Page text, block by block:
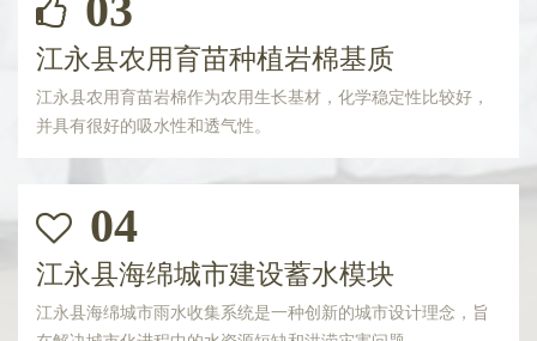
江永县农用育苗种植岩棉基质
江永县农用育苗岩棉作为农用生长基材，化学稳定性比较好，
并具有很好的吸水性和透气性。
04
江永县海绵城市建设蓄水模块
江永县海绵城市雨水收集系统是一种创新的城市设计理念，旨